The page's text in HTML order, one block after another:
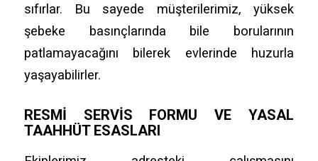
sıfırlar. Bu sayede müşterilerimiz, yüksek
şebeke basınçlarında bile borularının
patlamayacağını bilerek evlerinde huzurla
yaşayabilirler.
RESMI SERVIS FORMU VE YASAL
TAAHHÜT ESASLARI